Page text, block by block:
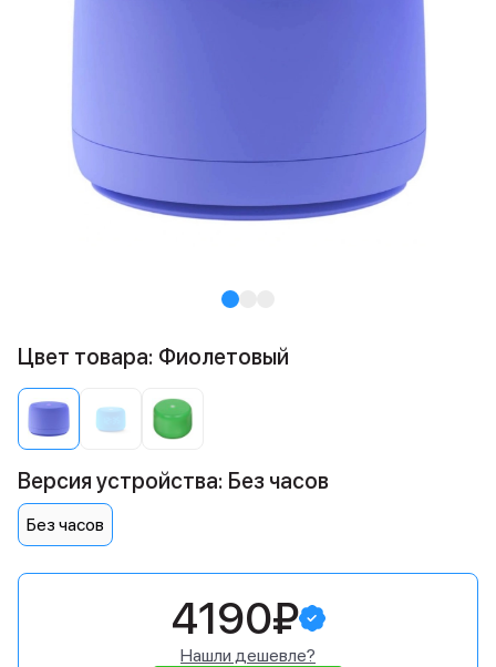
Цвет товара: Фиолетовый
Версия устройства: Без часов
Без часов
4190₽
Нашли дешевле?